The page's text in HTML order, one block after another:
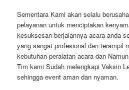
Sementara Kami akan selalu
pelayanan untuk menciptakan
kesuksesan berjalannya acara anda
yang sangat profesional dan terampil
kebutuhan peralatan acara dan
Tim kami Sudah melengkapi Vaksin
sehingga event aman dan nyaman.